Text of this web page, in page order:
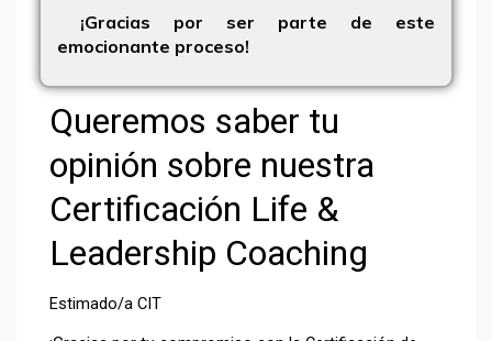
¡Gracias por ser parte de este
emocionante proceso!